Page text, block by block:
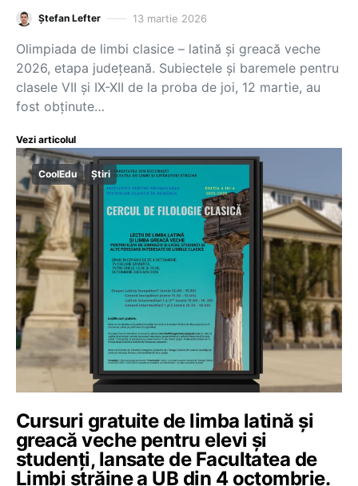
Ștefan Lefter 13 martie 2026
Olimpiada de limbi clasice – latină și greacă veche
2026, etapa județeană. Subiectele și baremele pentru
clasele VII și IX-XII de la proba de joi, 12 martie, au
fost obținute…
Vezi articolul
CoolEdu Știri
Cursuri gratuite de limba latină și
greacă veche pentru elevi și
studenți, lansate de Facultatea de
Limbi străine a UB din 4 octombrie.